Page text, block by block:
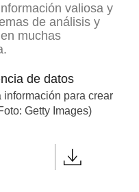
valiosa y
de análisis y
muchas
para crear
Getty Images)